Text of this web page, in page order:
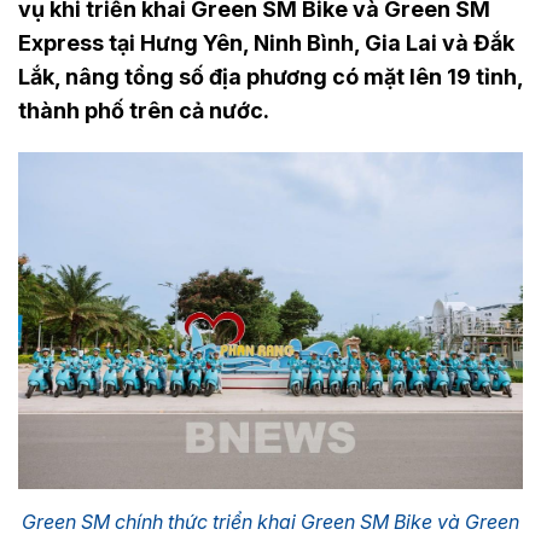
vụ khi triển khai Green SM Bike và Green SM
Express tại Hưng Yên, Ninh Bình, Gia Lai và Đắk
Lắk, nâng tổng số địa phương có mặt lên 19 tỉnh,
thành phố trên cả nước.
Green SM chính thức triển khai Green SM Bike và Green